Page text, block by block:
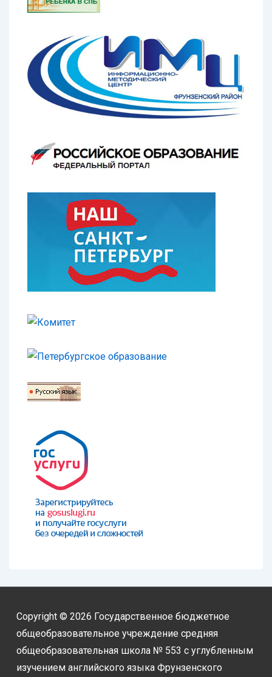
Copyright © 2026 Государственное бюджетное
общеобразовательное учреждение средняя
общеобразовательная школа № 553 с углубленным
изучением английского языка Фрунзенского